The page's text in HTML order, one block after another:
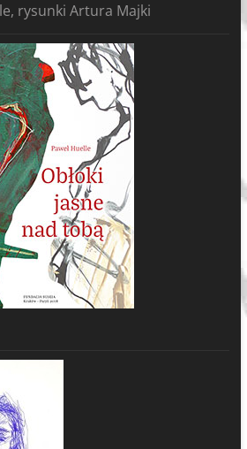
rysunki Artura Majki